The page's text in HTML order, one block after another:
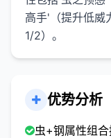
高手'（提升低威
1/2）。
优势分析
虫+钢属性组